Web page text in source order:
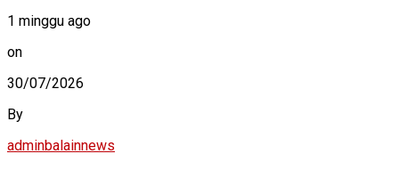
1 minggu ago
on
30/07/2026
By
adminbalainnews